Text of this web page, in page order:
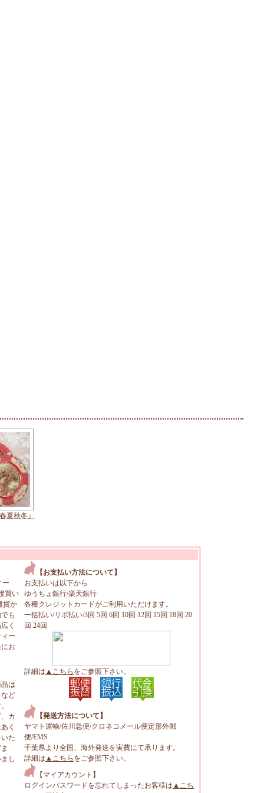
夏秋冬』
ー
買い
貨か
も
く
ー
お
は
ど
カ
く
た
し
【お支払い方法について】
お支払いは以下から
ゆうちょ銀行/楽天銀行
各種クレジットカードがご利用いただけます。
一括払い/リボ払い/3回 5回 6回 10回 12回 15回 18回 20
回 24回
詳細は ▲こちら をご参照下さい。
【発送方法について】
ヤマト運輸/佐川急便/クロネコメール便定形外郵
便/EMS
千葉県より全国、海外発送を実費にて承ります。
詳細は ▲こちら をご参照下さい。
【マイアカウント】
ログインパスワードを忘れてしまったお客様は ▲こち